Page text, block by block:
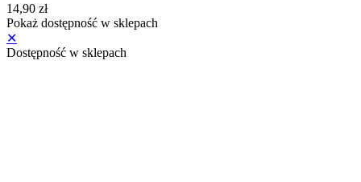
14,90 zł
Pokaż dostępność w sklepach
✕
Dostępność w sklepach